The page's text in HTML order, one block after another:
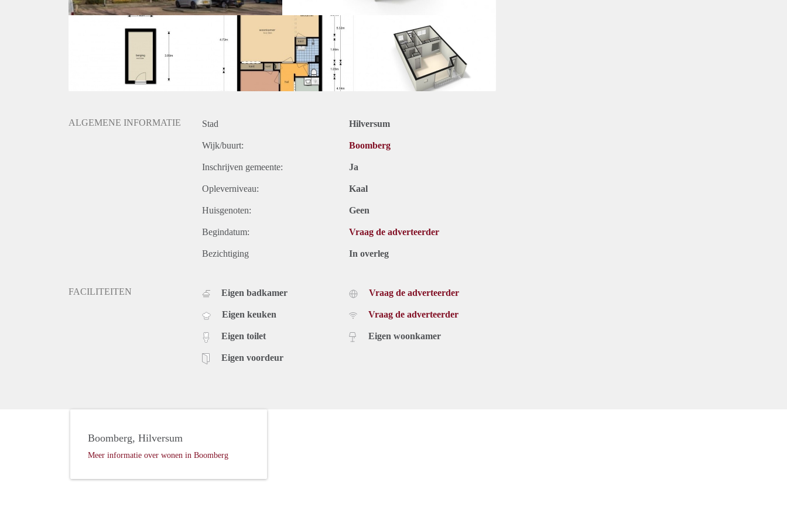
ALGEMENE INFORMATIE Stad Hilversum
Wijk/buurt: Boomberg
Inschrijven gemeente: Ja
Opleverniveau: Kaal
Huisgenoten: Geen
Begindatum: Vraag de adverteerder
Bezichtiging In overleg
FACILITEITEN Eigen badkamer
Eigen keuken
Eigen toilet
Eigen voordeur
Vraag de adverteerder
Vraag de adverteerder
Eigen woonkamer
Boomberg, Hilversum
Meer informatie over wonen in Boomberg